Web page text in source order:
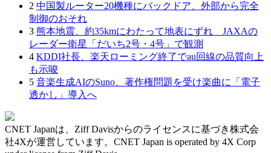
2 中国製ルーター20機種にバックドア、外部から完全
制御のおそれ
3 熊本地震、約35kmにわたって地表にずれ JAXAの
レーダー衛星「だいち2号・4号」で観測
4 KDDI社長、楽天ローミング終了でau回線の品質向上
も示唆
5 音楽生成AIのSuno、著作権問題を受け楽曲に「電子
透かし」導入へ
CNET Japanは、Ziff Davisからのライセンスに基づき株式会
社4Xが運営しています。CNET Japan is operated by 4X Corp